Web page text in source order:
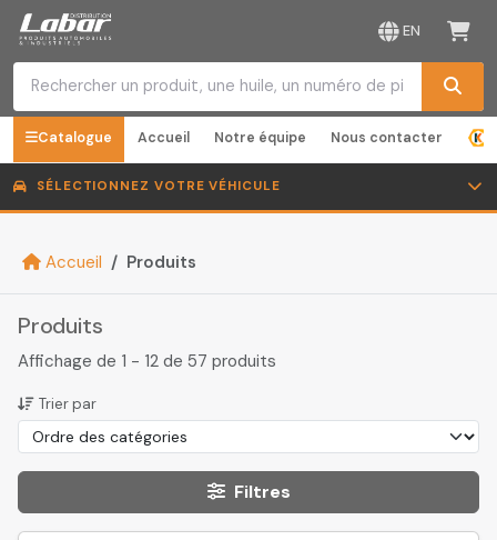
EN
Catalogue Accueil Notre équipe Nous contacter
SÉLECTIONNEZ VOTRE VÉHICULE
Accueil Produits
Produits
Affichage de 1 - 12 de 57 produits
Trier par
Filtres